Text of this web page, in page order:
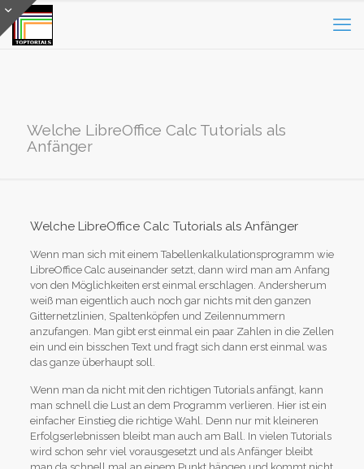
Welche LibreOffice Calc Tutorials als
Anfänger
Welche LibreOffice Calc Tutorials als Anfänger
Wenn man sich mit einem Tabellenkalkulationsprogramm wie
LibreOffice Calc auseinander setzt, dann wird man am Anfang
von den Möglichkeiten erst einmal erschlagen. Andersherum
weiß man eigentlich auch noch gar nichts mit den ganzen
Gitternetzlinien, Spaltenköpfen und Zeilennummern
anzufangen. Man gibt erst einmal ein paar Zahlen in die Zellen
ein und ein bisschen Text und fragt sich dann erst einmal was
das ganze überhaupt soll.
Wenn man da nicht mit den richtigen Tutorials anfängt, kann
man schnell die Lust an dem Programm verlieren. Hier ist ein
einfacher Einstieg die richtige Wahl. Denn nur mit kleineren
Erfolgserlebnissen bleibt man auch am Ball. In vielen Tutorials
wird schon sehr viel vorausgesetzt und als Anfänger bleibt